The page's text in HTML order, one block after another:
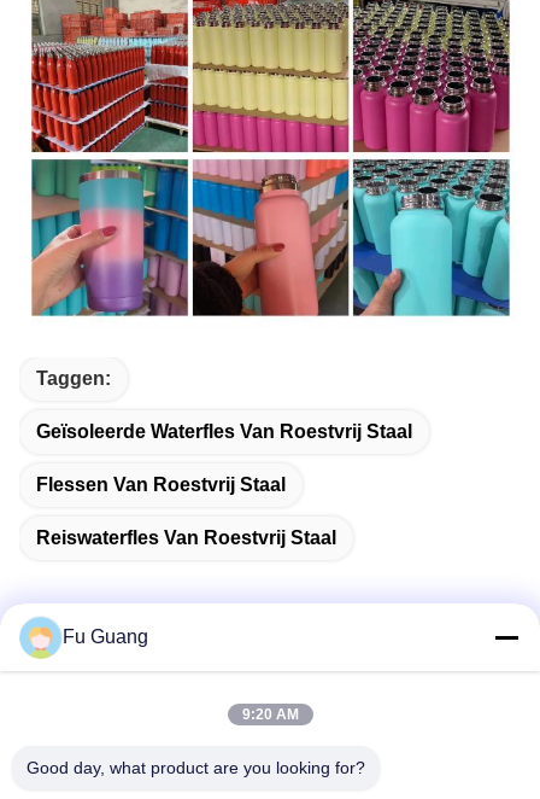
Taggen:
Geïsoleerde Waterfles Van Roestvrij Staal
Flessen Van Roestvrij Staal
Reiswaterfles Van Roestvrij Staal
Nee, dat is niet zo.53, SCIENCE AVENUE, HIGH-TECH
Fu Guang
9:20 AM
Good day, what product are you looking for?